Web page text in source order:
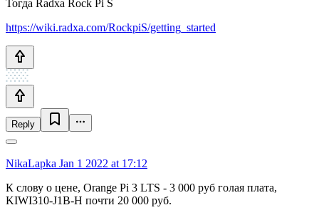
Тогда Radxa Rock Pi S
https://wiki.radxa.com/RockpiS/getting_started
Reply
NikaLapka Jan 1 2022 at 17:12
К слову о цене, Orange Pi 3 LTS - 3 000 руб голая плата,
KIWI310-J1B-H почти 20 000 руб.